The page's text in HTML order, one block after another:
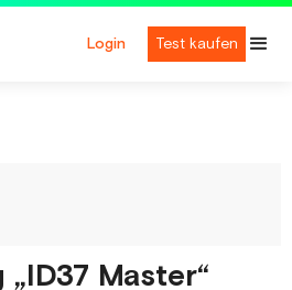
Login Test kaufen
Master“